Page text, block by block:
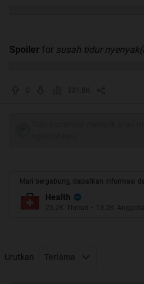
Spoiler for susah tidur
0 331.8K
Mari bergabung, dapatkan informasi
Health
25.2K Thread • 13.2K Anggota
Urutkan Terlama